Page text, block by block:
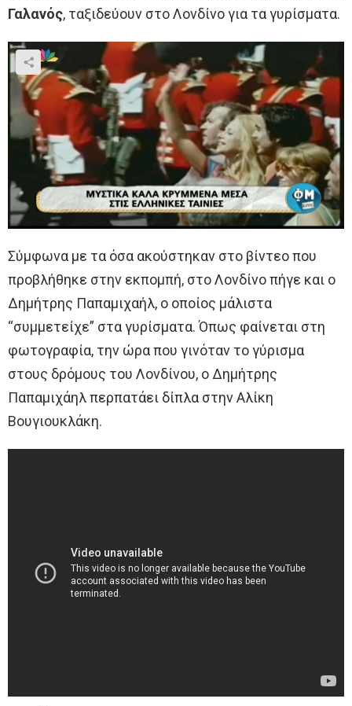
Γαλανός, ταξιδεύουν στο Λονδίνο για τα γυρίσματα.
Σύμφωνα με τα όσα ακούστηκαν στο βίντεο που
προβλήθηκε στην εκπομπή, στο Λονδίνο πήγε και ο
Δημήτρης Παπαμιχαήλ, ο οποίος μάλιστα
“συμμετείχε” στα γυρίσματα. Όπως φαίνεται στη
φωτογραφία, την ώρα που γινόταν το γύρισμα
στους δρόμους του Λονδίνου, ο Δημήτρης
Παπαμιχάηλ περπατάει δίπλα στην Αλίκη
Βουγιουκλάκη.